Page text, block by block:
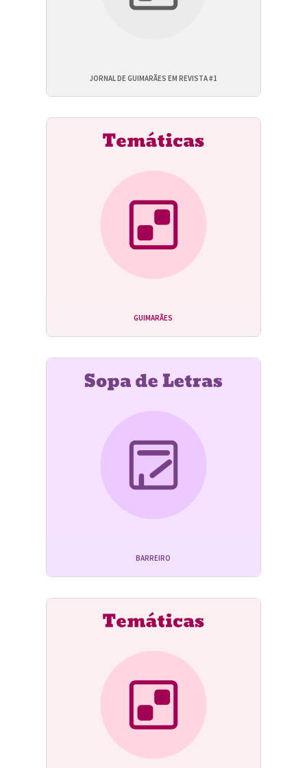
JORNAL DE GUIMARÃES EM REVISTA #1
GUIMARÃES
BARREIRO